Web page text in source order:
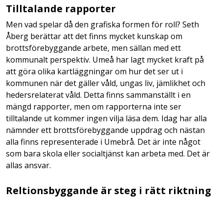
Tilltalande rapporter
Men vad spelar då den grafiska formen för roll? Seth
Åberg berättar att det finns mycket kunskap om
brottsförebyggande arbete, men sällan med ett
kommunalt perspektiv. Umeå har lagt mycket kraft på
att göra olika kartläggningar om hur det ser ut i
kommunen när det gäller våld, ungas liv, jämlikhet och
hedersrelaterat våld. Detta finns sammanställt i en
mängd rapporter, men om rapporterna inte ser
tilltalande ut kommer ingen vilja läsa dem. Idag har alla
nämnder ett brottsförebyggande uppdrag och nästan
alla finns representerade i Umebrå. Det är inte något
som bara skola eller socialtjänst kan arbeta med. Det är
allas ansvar.
Reltionsbyggande är steg i rätt riktning